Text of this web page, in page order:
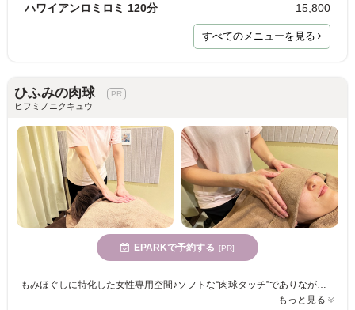
ハワイアンロミロミ 120分
15,800
すべてのメニューを見る
ひふみの肉球
ヒフミノニクキュウ
EPARKで予約する [PR]
もみほぐしに特化した女性専用空間♪ソフトな“肉球タッチ”でありながら深部まで丁寧にアプローチ☆はじめてのリラクゼーションにも選びやすい親しみやすさ
もっと見る